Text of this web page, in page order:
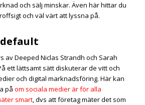
och sälj minskar. Även här hittar du
och väl värt att lyssna på.
default
av Deeped Niclas Strandh och Sarah
ett lättsamt sätt diskuterar de vitt och
och digital marknadsföring. Här kan
på om sociala medier är för alla
smart, dvs att företag mäter det som